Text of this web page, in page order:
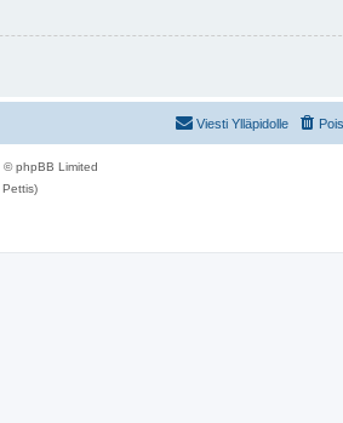
Viesti Ylläpidolle
© phpBB Limited